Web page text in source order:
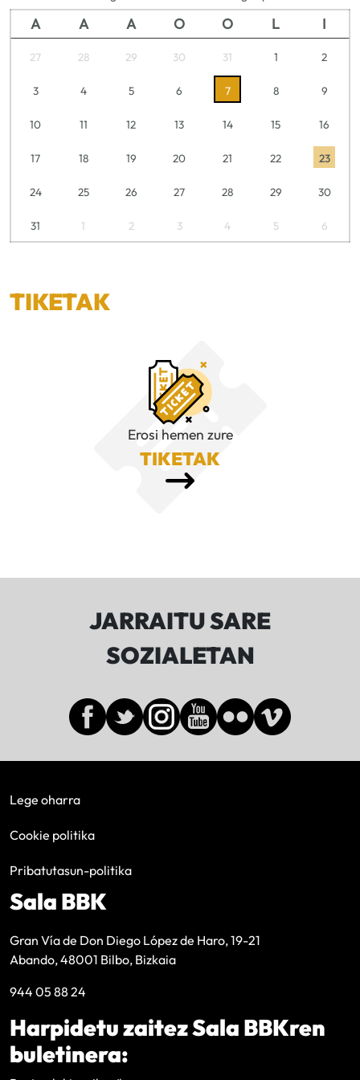
A A A O O L I
27 28 29 30 31 1 2
3 4 5 6 7 8 9
10 11 12 13 14 15 16
17 18 19 20 21 22 23
24 25 26 27 28 29 30
31 1 2 3 4 5 6
TIKETAK
Erosi hemen zure
TIKETAK
JARRAITU SARE
SOZIALETAN
Lege oharra
Cookie politika
Pribatutasun-politika
Sala BBK
Gran Vía de Don Diego López de Haro, 19-21
Abando, 48001 Bilbo, Bizkaia
944 05 88 24
Harpidetu zaitez Sala BBKren
buletinera: